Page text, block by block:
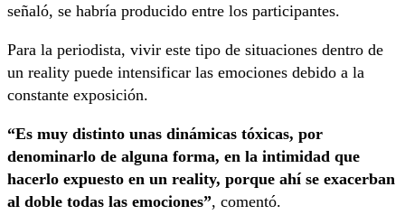
señaló, se habría producido entre los participantes.
Para la periodista, vivir este tipo de situaciones dentro de
un reality puede intensificar las emociones debido a la
constante exposición.
“Es muy distinto unas dinámicas tóxicas, por
denominarlo de alguna forma, en la intimidad que
hacerlo expuesto en un reality, porque ahí se exacerban
al doble todas las emociones”, comentó.